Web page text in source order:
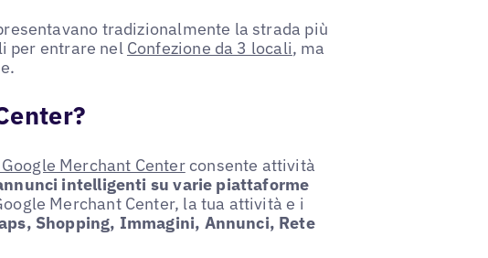
tradizionalmente la strada più
per entrare nel Confezione da 3 locali, ma
Google Merchant Centerconsente attività
intelligenti su varie piattaforme
Merchant Center, la tua attività e i
Shopping, Immagini, Annunci, Rete